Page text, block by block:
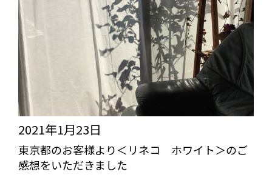
レ
イ
ン
リ
グ
2021年1月23日
東京都のお客様より＜リネコ ホワイト＞のご
感想をいただきました